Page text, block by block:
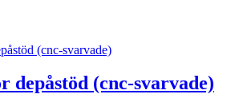
depåstöd (cnc-svarvade)